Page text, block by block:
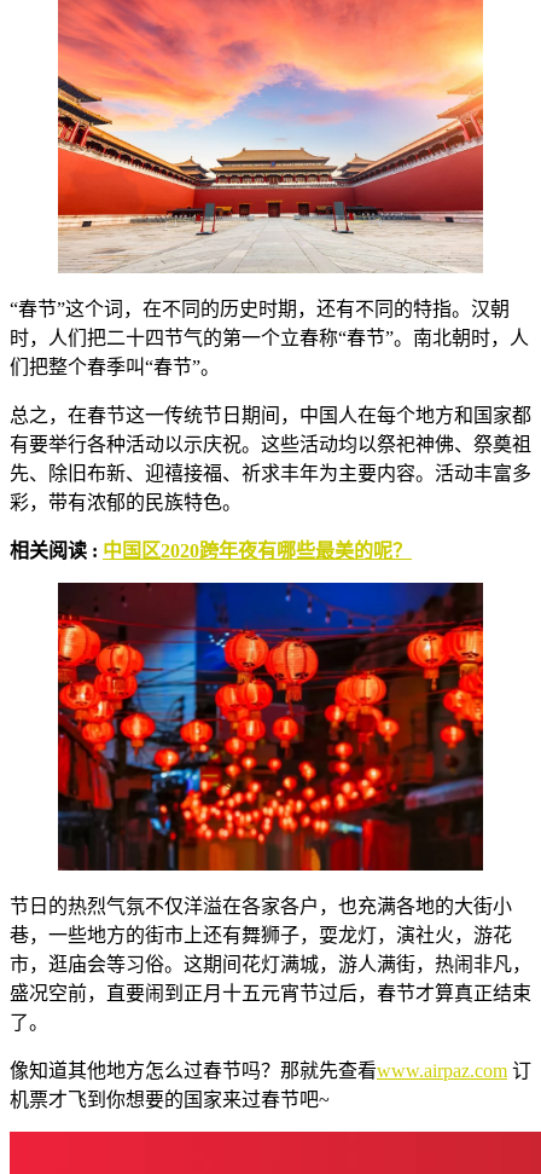
“春节”这个词，在不同的历史时期，还有不同的特指。汉朝
时，人们把二十四节气的第一个立春称“春节”。南北朝时，人
们把整个春季叫“春节”。
总之，在春节这一传统节日期间，中国人在每个地方和国家都
有要举行各种活动以示庆祝。这些活动均以祭祀神佛、祭奠祖
先、除旧布新、迎禧接福、祈求丰年为主要内容。活动丰富多
彩，带有浓郁的民族特色。
相关阅读 : 中国区2020跨年夜有哪些最美的呢？
节日的热烈气氛不仅洋溢在各家各户，也充满各地的大街小
巷，一些地方的街市上还有舞狮子，耍龙灯，演社火，游花
市，逛庙会等习俗。这期间花灯满城，游人满街，热闹非凡，
盛况空前，直要闹到正月十五元宵节过后，春节才算真正结束
了。
像知道其他地方怎么过春节吗？那就先查看www.airpaz.com 订
机票才飞到你想要的国家来过春节吧~